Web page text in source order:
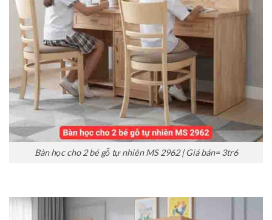
Bàn học cho 2 bé gỗ tự nhiên MS 2962 | Giá bán= 3tr6